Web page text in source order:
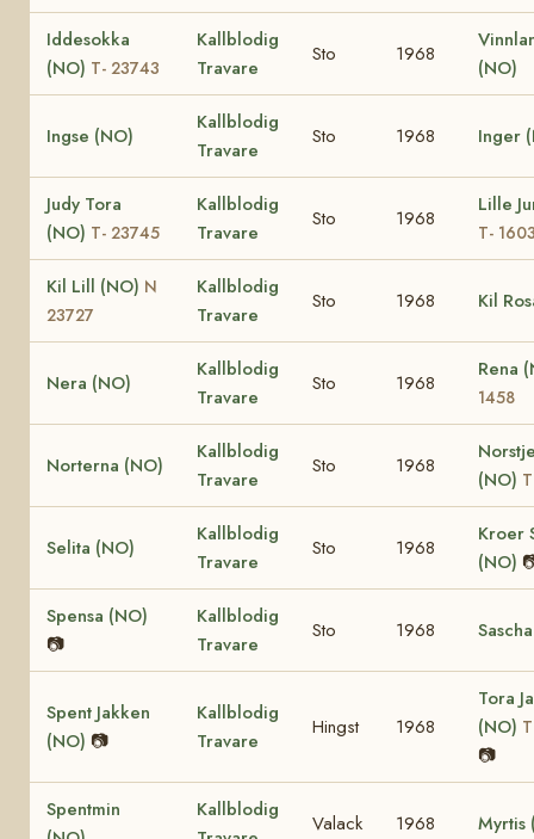
Iddesokka
(NO) T- 23743
Kallblodig
Travare
Sto 1968
(NO)
Ingse (NO)
Kallblodig
Travare
Sto 1968 Inger
Judy Tora
(NO) T- 23745
Kallblodig
Travare
Sto 1968
Lille
T-
Kil Lill (NO) N
23727
Kallblodig
Travare
Sto 1968 Kil
Nera (NO)
Kallblodig
Travare
Sto 1968
Rena
1458
Norterna (NO)
Kallblodig
Travare
Sto 1968
(NO)
Selita (NO)
Kallblodig
Travare
Sto 1968
Kroer
(NO)
Spensa (NO)
📷
Kallblodig
Travare
Sto 1968
Spent Jakken
(NO) 📷
Kallblodig
Travare
Hingst 1968
Tora
(NO)
📷
Spentmin
Kallblodig
Valack 1968 Myrtis